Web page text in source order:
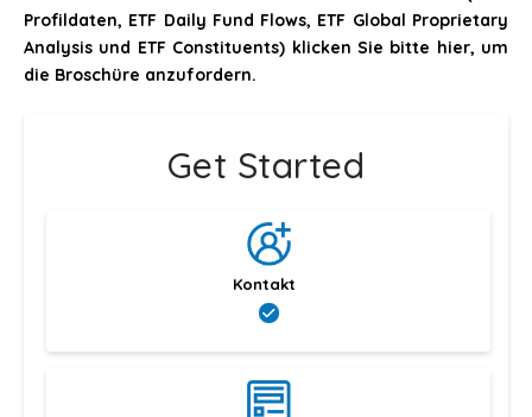
Profildaten, ETF Daily Fund Flows, ETF Global Proprietary
Analysis und ETF Constituents) klicken Sie bitte hier, um
die Broschüre anzufordern.
Get Started
Kontakt